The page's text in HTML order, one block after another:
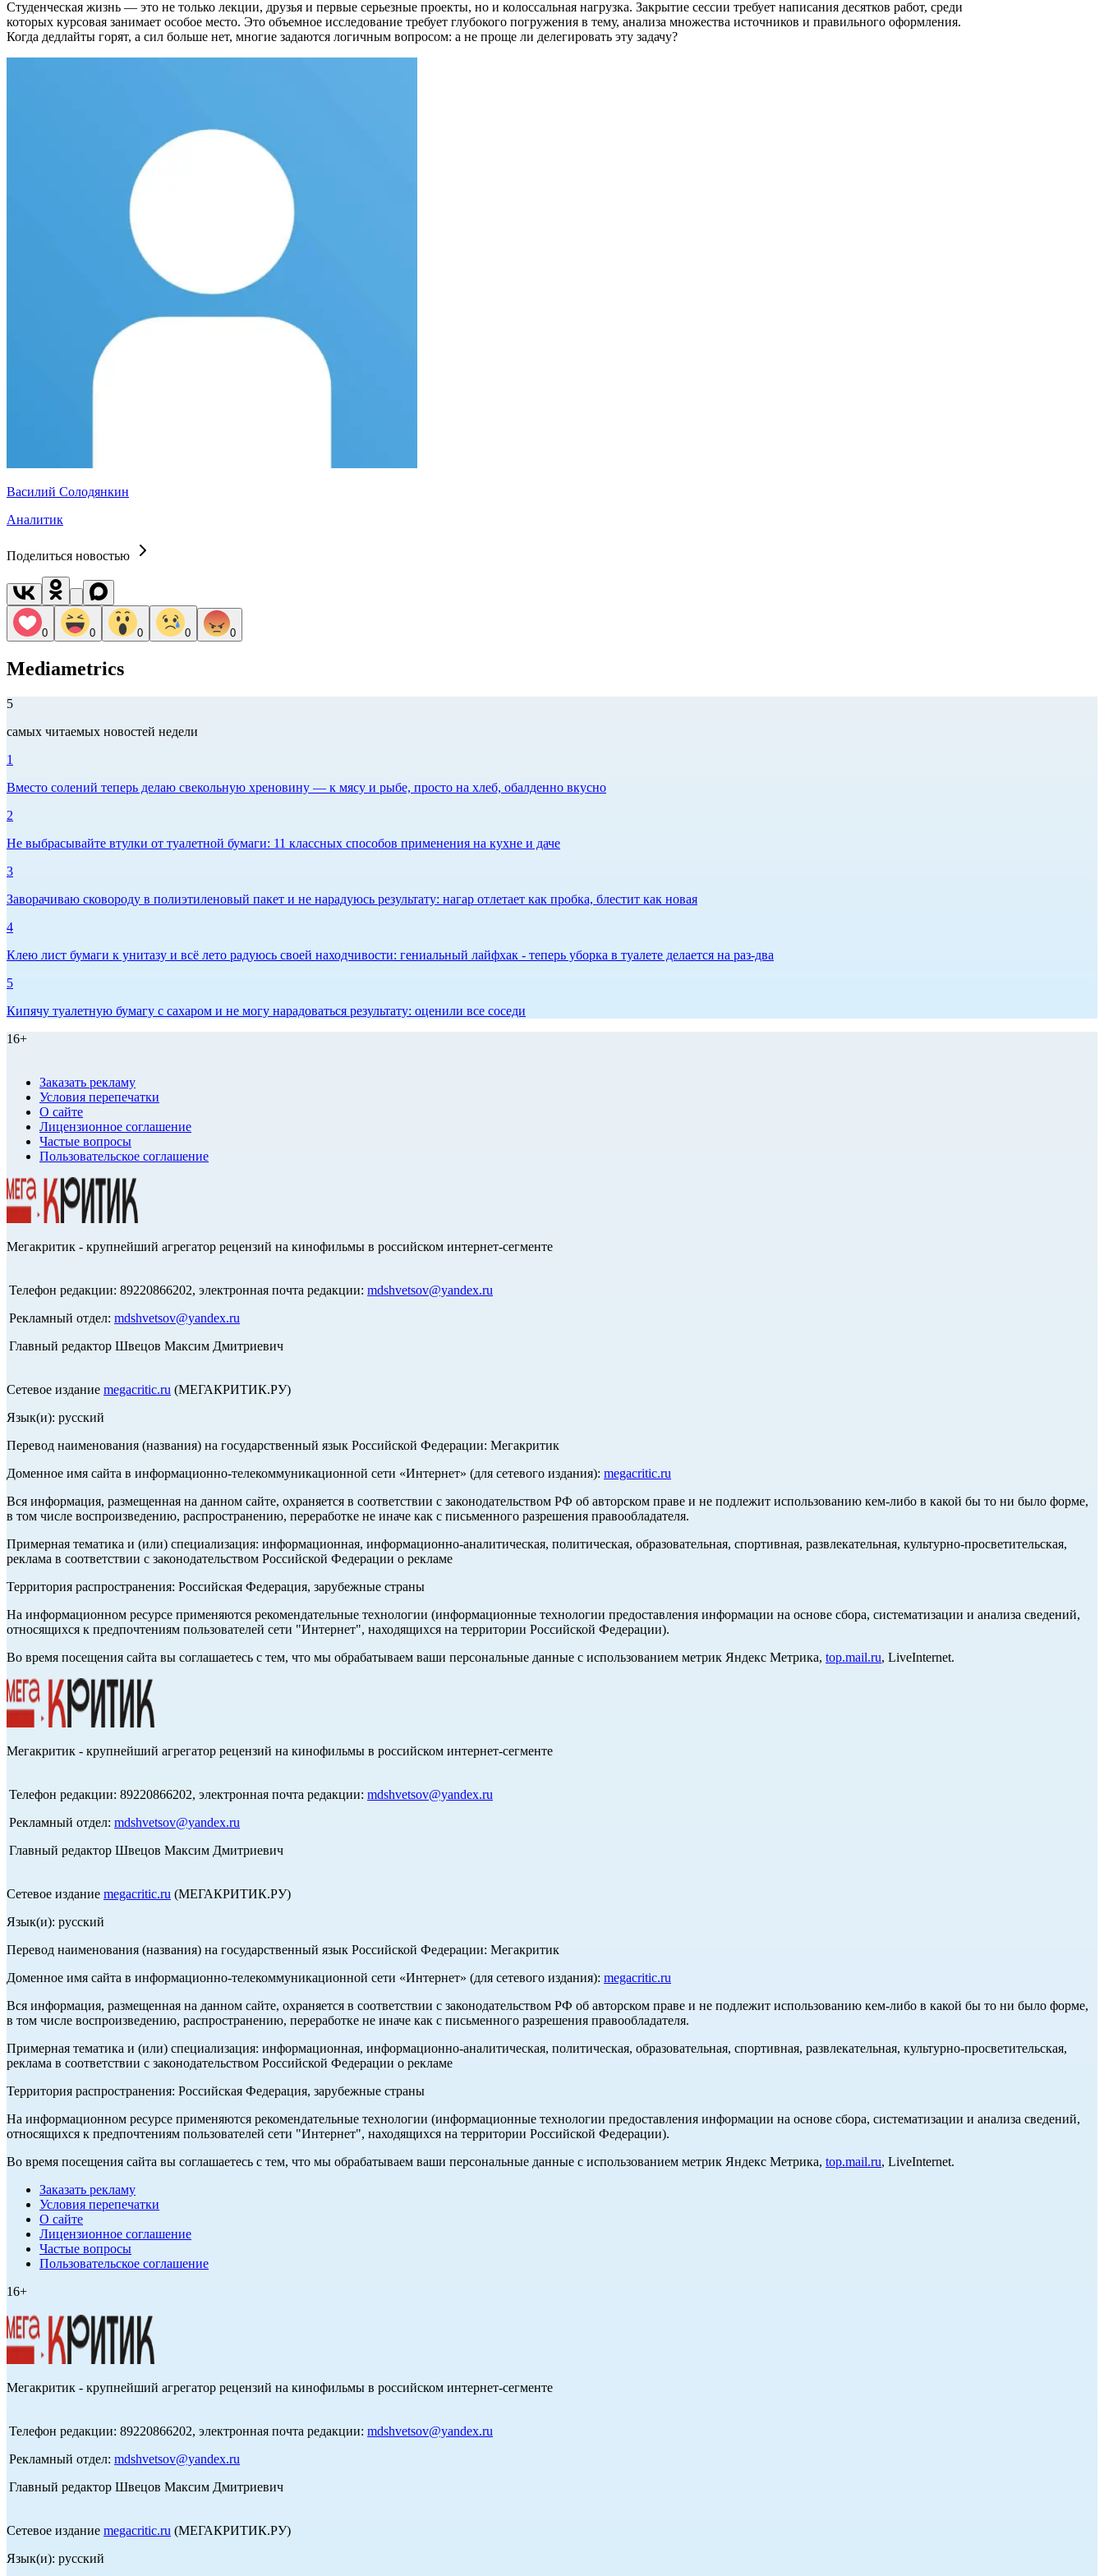
Студенческая жизнь — это не только лекции, друзья и первые серьезные проекты, но и колоссальная нагрузка. Закрытие сессии требует написания десятков работ, среди
которых курсовая занимает особое место. Это объемное исследование требует глубокого погружения в тему, анализа множества источников и правильного оформления.
Когда дедлайты горят, а сил больше нет, многие задаются логичным вопросом: а не проще ли делегировать эту задачу?
Василий Солодянкин
Аналитик
Поделиться новостью
0 0 0 0 0
Mediametrics
5
самых читаемых новостей недели
1
Вместо солений теперь делаю свекольную хреновину — к мясу и рыбе, просто на хлеб, обалденно вкусно
2
Не выбрасывайте втулки от туалетной бумаги: 11 классных способов применения на кухне и даче
3
Заворачиваю сковороду в полиэтиленовый пакет и не нарадуюсь результату: нагар отлетает как пробка, блестит как новая
4
Клею лист бумаги к унитазу и всё лето радуюсь своей находчивости: гениальный лайфхак - теперь уборка в туалете делается на раз-два
5
Кипячу туалетную бумагу с сахаром и не могу нарадоваться результату: оценили все соседи
16+
Заказать рекламу
Условия перепечатки
О сайте
Лицензионное соглашение
Частые вопросы
Пользовательское соглашение
Мегакритик - крупнейший агрегатор рецензий на кинофильмы в российском интернет-сегменте
Телефон редакции: 89220866202, электронная почта редакции: mdshvetsov@yandex.ru
Рекламный отдел: mdshvetsov@yandex.ru
Главный редактор Швецов Максим Дмитриевич
Сетевое издание megacritic.ru (МЕГАКРИТИК.РУ)
Язык(и): русский
Перевод наименования (названия) на государственный язык Российской Федерации: Мегакритик
Доменное имя сайта в информационно-телекоммуникационной сети «Интернет» (для сетевого издания): megacritic.ru
Вся информация, размещенная на данном сайте, охраняется в соответствии с законодательством РФ об авторском праве и не подлежит использованию кем-либо в какой бы то ни было форме,
в том числе воспроизведению, распространению, переработке не иначе как с письменного разрешения правообладателя.
Примерная тематика и (или) специализация: информационная, информационно-аналитическая, политическая, образовательная, спортивная, развлекательная, культурно-просветительская,
реклама в соответствии с законодательством Российской Федерации о рекламе
Территория распространения: Российская Федерация, зарубежные страны
На информационном ресурсе применяются рекомендательные технологии (информационные технологии предоставления информации на основе сбора, систематизации и анализа сведений,
относящихся к предпочтениям пользователей сети "Интернет", находящихся на территории Российской Федерации).
Во время посещения сайта вы соглашаетесь с тем, что мы обрабатываем ваши персональные данные с использованием метрик Яндекс Метрика, top.mail.ru, LiveInternet.
Мегакритик - крупнейший агрегатор рецензий на кинофильмы в российском интернет-сегменте
Телефон редакции: 89220866202, электронная почта редакции: mdshvetsov@yandex.ru
Рекламный отдел: mdshvetsov@yandex.ru
Главный редактор Швецов Максим Дмитриевич
Сетевое издание megacritic.ru (МЕГАКРИТИК.РУ)
Язык(и): русский
Перевод наименования (названия) на государственный язык Российской Федерации: Мегакритик
Доменное имя сайта в информационно-телекоммуникационной сети «Интернет» (для сетевого издания): megacritic.ru
Вся информация, размещенная на данном сайте, охраняется в соответствии с законодательством РФ об авторском праве и не подлежит использованию кем-либо в какой бы то ни было форме,
в том числе воспроизведению, распространению, переработке не иначе как с письменного разрешения правообладателя.
Примерная тематика и (или) специализация: информационная, информационно-аналитическая, политическая, образовательная, спортивная, развлекательная, культурно-просветительская,
реклама в соответствии с законодательством Российской Федерации о рекламе
Территория распространения: Российская Федерация, зарубежные страны
На информационном ресурсе применяются рекомендательные технологии (информационные технологии предоставления информации на основе сбора, систематизации и анализа сведений,
относящихся к предпочтениям пользователей сети "Интернет", находящихся на территории Российской Федерации).
Во время посещения сайта вы соглашаетесь с тем, что мы обрабатываем ваши персональные данные с использованием метрик Яндекс Метрика, top.mail.ru, LiveInternet.
Заказать рекламу
Условия перепечатки
О сайте
Лицензионное соглашение
Частые вопросы
Пользовательское соглашение
16+
Мегакритик - крупнейший агрегатор рецензий на кинофильмы в российском интернет-сегменте
Телефон редакции: 89220866202, электронная почта редакции: mdshvetsov@yandex.ru
Рекламный отдел: mdshvetsov@yandex.ru
Главный редактор Швецов Максим Дмитриевич
Сетевое издание megacritic.ru (МЕГАКРИТИК.РУ)
Язык(и): русский